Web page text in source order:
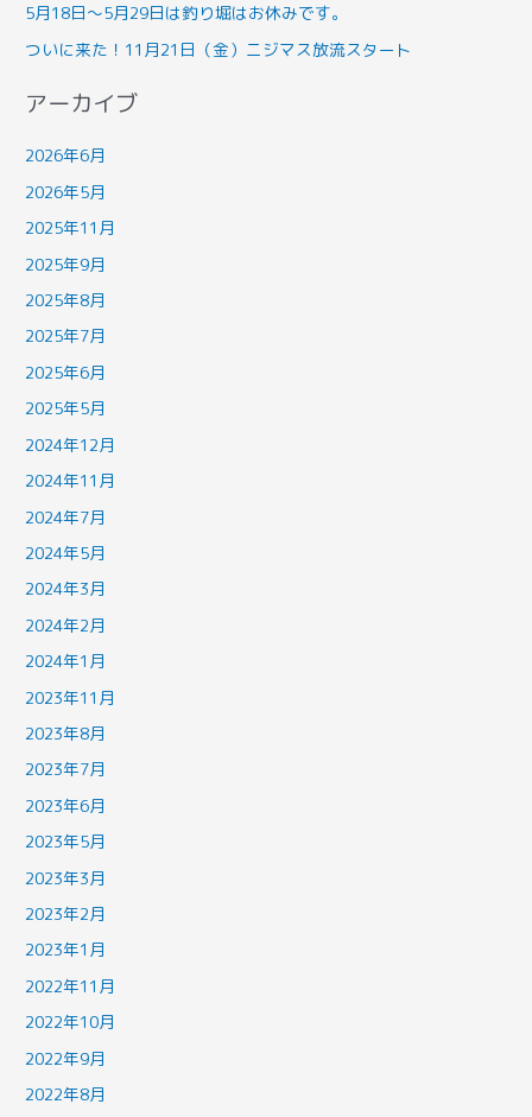
5月18日～5月29日は釣り堀はお休みです。
ついに来た！11月21日（金）ニジマス放流スタート
アーカイブ
2026年6月
2026年5月
2025年11月
2025年9月
2025年8月
2025年7月
2025年6月
2025年5月
2024年12月
2024年11月
2024年7月
2024年5月
2024年3月
2024年2月
2024年1月
2023年11月
2023年8月
2023年7月
2023年6月
2023年5月
2023年3月
2023年2月
2023年1月
2022年11月
2022年10月
2022年9月
2022年8月